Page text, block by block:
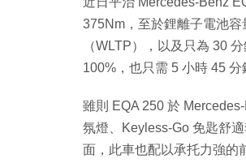
375Nm，至於鋰離子電池
（WLTP），以及只為 30
100%，也只需 5 小時 45 分
雖則 EQA 250 於
氛燈、Keyless-Go 免匙舒
面，此車也配以承托力強的